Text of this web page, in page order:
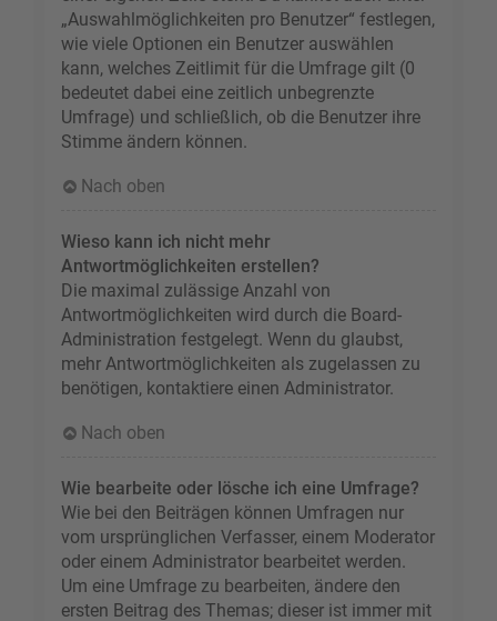
„Auswahlmöglichkeiten pro Benutzer“ festlegen,
wie viele Optionen ein Benutzer auswählen
kann, welches Zeitlimit für die Umfrage gilt (0
bedeutet dabei eine zeitlich unbegrenzte
Umfrage) und schließlich, ob die Benutzer ihre
Stimme ändern können.
Nach oben
Wieso kann ich nicht mehr
Antwortmöglichkeiten erstellen?
Die maximal zulässige Anzahl von
Antwortmöglichkeiten wird durch die Board-
Administration festgelegt. Wenn du glaubst,
mehr Antwortmöglichkeiten als zugelassen zu
benötigen, kontaktiere einen Administrator.
Nach oben
Wie bearbeite oder lösche ich eine Umfrage?
Wie bei den Beiträgen können Umfragen nur
vom ursprünglichen Verfasser, einem Moderator
oder einem Administrator bearbeitet werden.
Um eine Umfrage zu bearbeiten, ändere den
ersten Beitrag des Themas; dieser ist immer mit